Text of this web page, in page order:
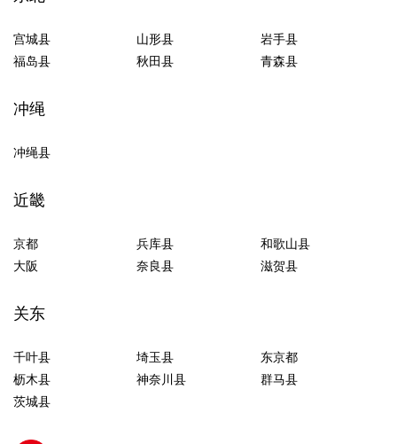
宫城县 山形县
岩手县
福岛县
秋田县 青森县
冲绳
冲绳县
近畿
京都 兵库县
和歌山县
大阪
奈良县 滋贺县
关东
千叶县 埼玉县
东京都
枥木县
神奈川县
群马县
茨城县